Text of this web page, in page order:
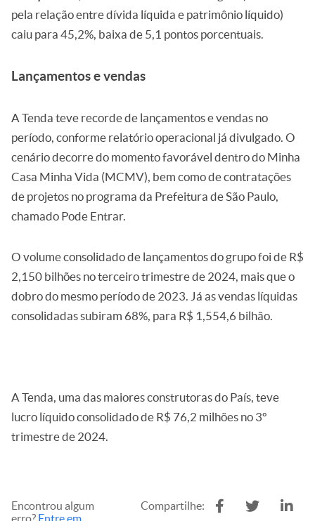
pela relação entre dívida líquida e patrimônio líquido)
caiu para 45,2%, baixa de 5,1 pontos porcentuais.
Lançamentos e vendas
A Tenda teve recorde de lançamentos e vendas no
período, conforme relatório operacional já divulgado. O
cenário decorre do momento favorável dentro do Minha
Casa Minha Vida (MCMV), bem como de contratações
de projetos no programa da Prefeitura de São Paulo,
chamado Pode Entrar.
O volume consolidado de lançamentos do grupo foi de R$
2,150 bilhões no terceiro trimestre de 2024, mais que o
dobro do mesmo período de 2023. Já as vendas líquidas
consolidadas subiram 68%, para R$ 1,554,6 bilhão.
A Tenda, uma das maiores construtoras do País, teve
lucro líquido consolidado de R$ 76,2 milhões no 3º
trimestre de 2024.
Encontrou algum
erro? Entre em
Compartilhe: